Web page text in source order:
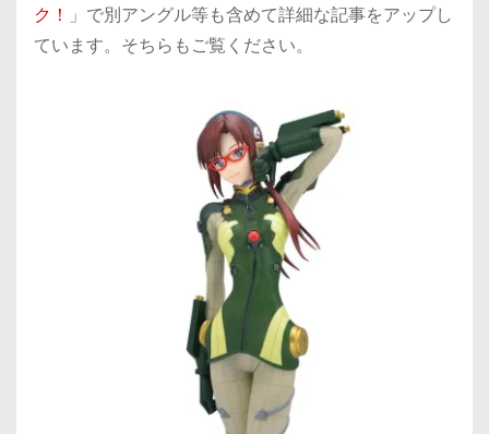
ク！ 」で別アングル等も含めて詳細な記事をアップし
ています。そちらもご覧ください。